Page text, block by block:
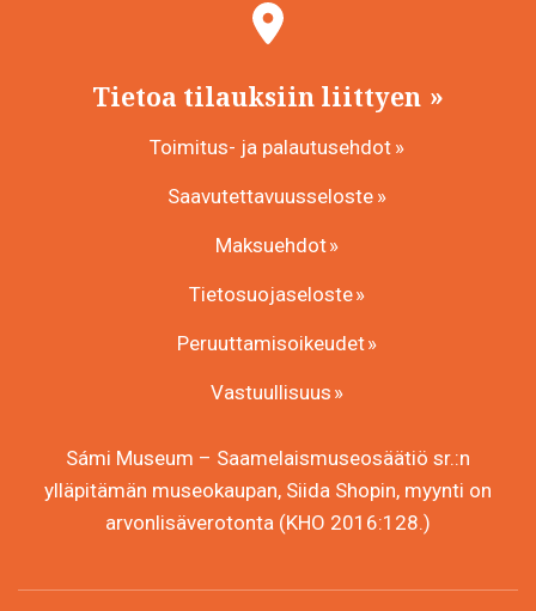
Tietoa tilauksiin liittyen
Toimitus- ja palautusehdot
Saavutettavuusseloste
Maksuehdot
Tietosuojaseloste
Peruuttamisoikeudet
Vastuullisuus
Sámi Museum – Saamelaismuseosäätiö sr.:n
ylläpitämän museokaupan, Siida Shopin, myynti on
arvonlisäverotonta (KHO 2016:128.)